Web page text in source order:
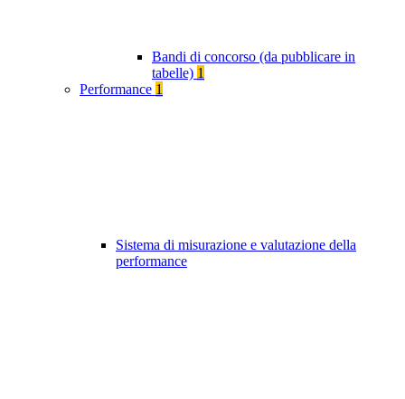
Bandi di concorso (da pubblicare in
tabelle) 1
Performance 1
Sistema di misurazione e valutazione della
performance